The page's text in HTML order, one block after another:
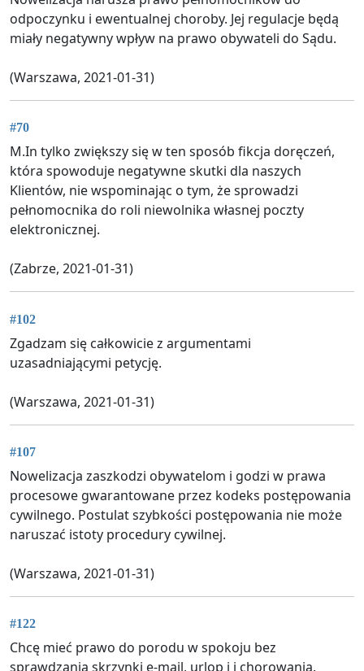
odpoczynku i ewentualnej choroby. Jej regulacje będą
miały negatywny wpływ na prawo obywateli do Sądu.
(Warszawa, 2021-01-31)
#70
M.In tylko zwiększy się w ten sposób fikcja doręczeń,
która spowoduje negatywne skutki dla naszych
Klientów, nie wspominając o tym, że sprowadzi
pełnomocnika do roli niewolnika własnej poczty
elektronicznej.
(Zabrze, 2021-01-31)
#102
Zgadzam się całkowicie z argumentami
uzasadniającymi petycję.
(Warszawa, 2021-01-31)
#107
Nowelizacja zaszkodzi obywatelom i godzi w prawa
procesowe gwarantowane przez kodeks postępowania
cywilnego. Postulat szybkości postępowania nie może
naruszać istoty procedury cywilnej.
(Warszawa, 2021-01-31)
#122
Chcę mieć prawo do porodu w spokoju bez
sprawdzania skrzynki e-mail, urlop i i chorowania.